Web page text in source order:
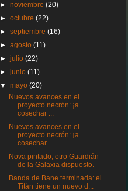
►noviembre(20)
►octubre(22)
►septiembre(16)
►agosto(11)
►julio(22)
►junio(11)
▼mayo(20)
Nuevos avances en el
proyecto necrón: ¡a
cosechar ...
Nuevos avances en el
proyecto necrón: ¡a
cosechar ...
Nova pintado, otro Guardián
de la Galaxia dispuesto.
Banda de Bane terminada: el
Titán tiene un nuevo d...